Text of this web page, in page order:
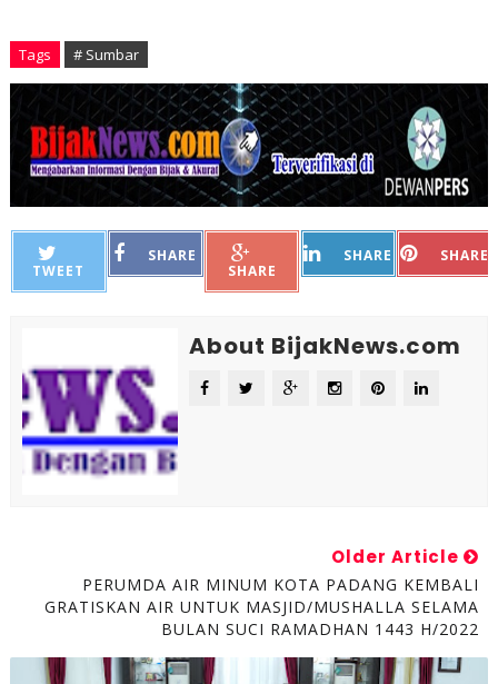
Tags # Sumbar
TWEET
SHARE
SHARE
SHARE SHARE
About BijakNews.com
Older Article
PERUMDA AIR MINUM KOTA PADANG KEMBALI
GRATISKAN AIR UNTUK MASJID/MUSHALLA SELAMA
BULAN SUCI RAMADHAN 1443 H/2022